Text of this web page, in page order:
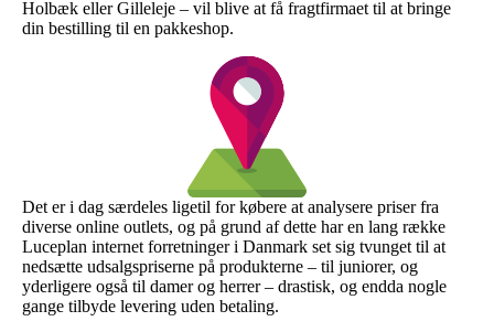
Holbæk eller Gilleleje – vil blive at få fragtfirmaet til at bringe
din bestilling til en pakkeshop.
Det er i dag særdeles ligetil for købere at analysere priser fra
diverse online outlets, og på grund af dette har en lang række
Luceplan internet forretninger i Danmark set sig tvunget til at
nedsætte udsalgspriserne på produkterne – til juniorer, og
yderligere også til damer og herrer – drastisk, og endda nogle
gange tilbyde levering uden betaling.